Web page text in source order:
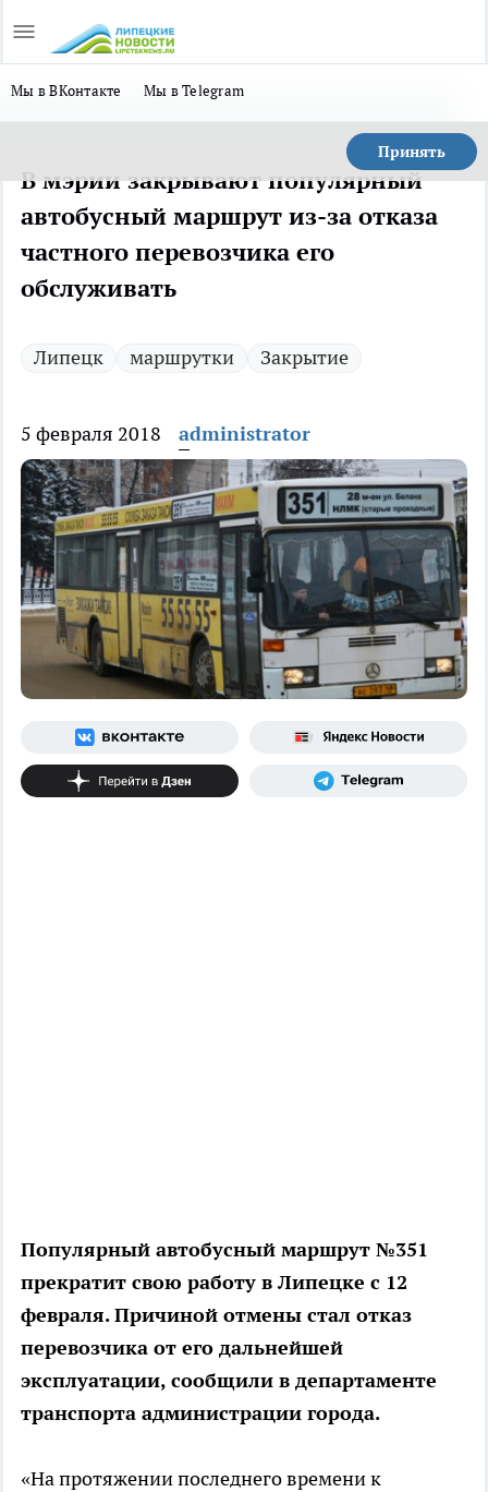
Мы в ВКонтакте Мы в Telegram
Принять
В мэрии закрывают популярный
автобусный маршрут из-за отказа
частного перевозчика его
обслуживать
Липецк маршрутки Закрытие
5 февраля 2018 administrator
Популярный автобусный маршрут №351
прекратит свою работу в Липецке с 12
февраля. Причиной отмены стал отказ
перевозчика от его дальнейшей
эксплуатации, сообщили в департаменте
транспорта администрации города.
«На протяжении последнего времени к